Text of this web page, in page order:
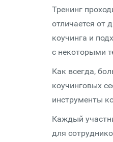
Тренинг
отличается от
коучинга и
с некоторыми
Как всегда,
коучинговых
инструменты
Каждый
для